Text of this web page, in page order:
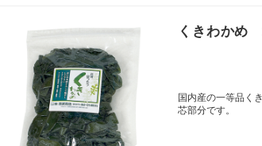
くきわかめ
国内産の一等品く
芯部分です。